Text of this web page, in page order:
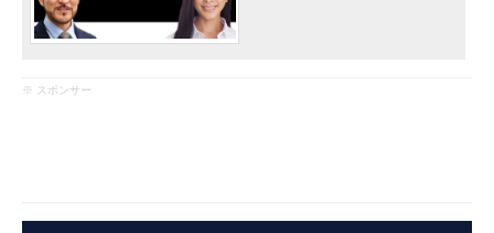
※ スポンサー